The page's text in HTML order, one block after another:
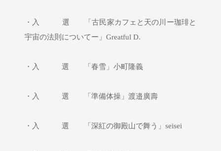
・入 選 「古民家カフェと天の川ー珈琲と
宇宙の法則についてー」Greatful D.
・入 選 「春雪」小町隆義
・入 選 「準備体操」渡邉廣壽
・入 選 「深紅の御殿山で舞う」seisei